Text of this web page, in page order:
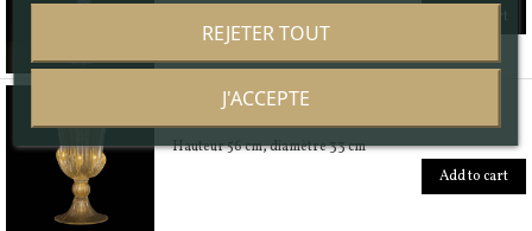
Add to cart
VASE EN OR GOUTTE
Poids - 8000
Hauteur 56 cm, diamètre 33 cm
Add to cart
REJETER TOUT
J'ACCEPTE